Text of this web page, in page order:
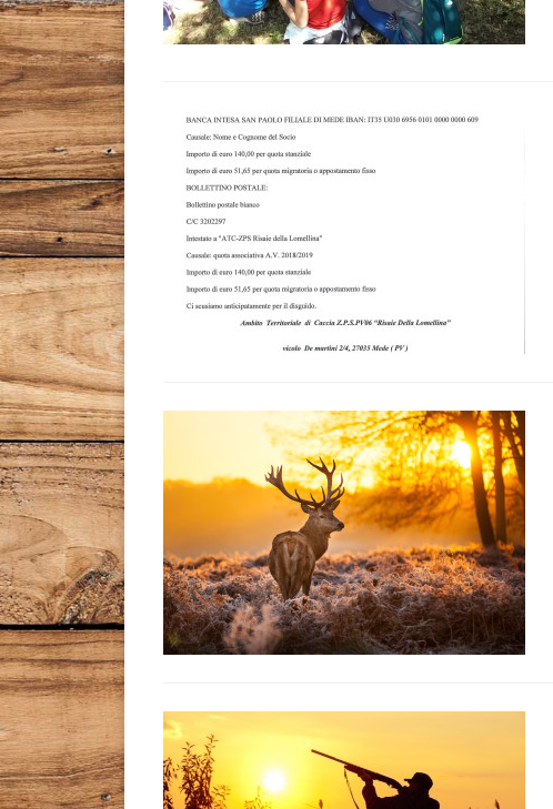
Leggi tutto l'articolo